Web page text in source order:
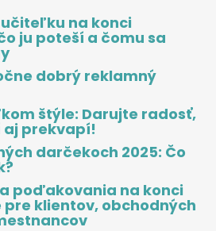
na konci
ju poteší a čomu sa
dobrý reklamný
štýle: Darujte radosť,
prekvapí!
darčekoch 2025: Čo
poďakovania na konci
klientov, obchodných